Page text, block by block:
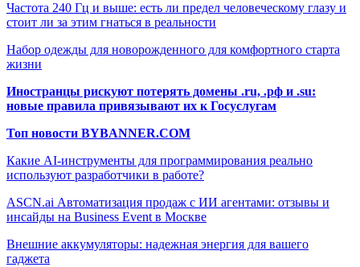
Частота 240 Гц и выше: есть ли предел человеческому глазу и
стоит ли за этим гнаться в реальности
Набор одежды для новорожденного для комфортного старта
жизни
Иностранцы рискуют потерять домены .ru, .рф и .su:
новые правила привязывают их к Госуслугам
Топ новости BYBANNER.COM
Какие AI-инструменты для программирования реально
используют разработчики в работе?
ASCN.ai Автоматизация продаж с ИИ агентами: отзывы и
инсайды на Business Event в Москве
Внешние аккумуляторы: надежная энергия для вашего
гаджета